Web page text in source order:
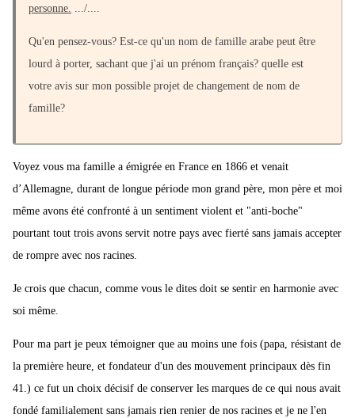
personne. .../....
Qu'en pensez-vous? Est-ce qu'un nom de famille arabe peut être
lourd à porter, sachant que j'ai un prénom français? quelle est
votre avis sur mon possible projet de changement de nom de
famille?
Voyez vous ma famille a émigrée en France en 1866 et venait
d’Allemagne, durant de longue période mon grand père, mon père et moi
même avons été confronté à un sentiment violent et "anti-boche"
pourtant tout trois avons servit notre pays avec fierté sans jamais accepter
de rompre avec nos racines.
Je crois que chacun, comme vous le dites doit se sentir en harmonie avec
soi même.
Pour ma part je peux témoigner que au moins une fois (papa, résistant de
la première heure, et fondateur d'un des mouvement principaux dès fin
41.) ce fut un choix décisif de conserver les marques de ce qui nous avait
fondé familialement sans jamais rien renier de nos racines et je ne l'en